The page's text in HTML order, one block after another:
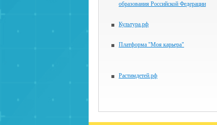
образования Российской Федерации
Культура.рф
Платформа "Моя карьера"
Растимдетей.рф